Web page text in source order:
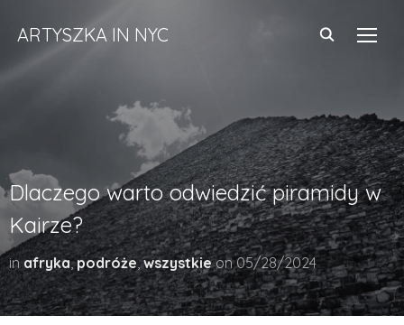
ARTYSZKA IN NYC
Dlaczego warto odwiedzić piramidy w
Kairze?
inafryka,podróże,wszystkie on05/28/2024